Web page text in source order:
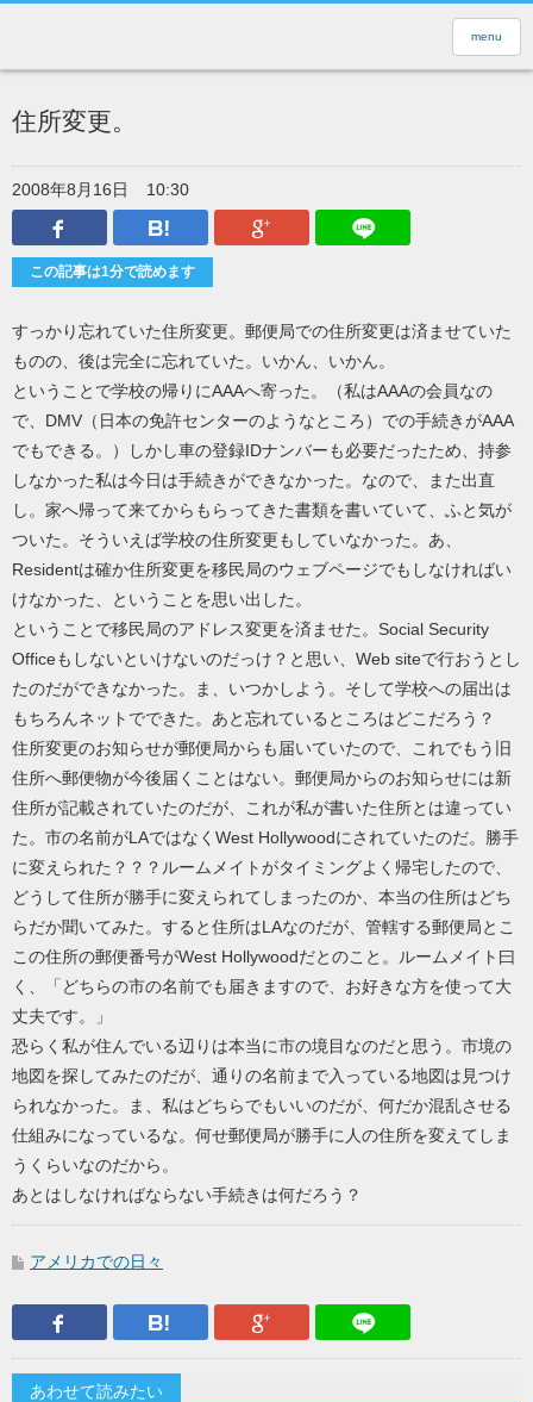
menu
住所変更。
2008年8月16日
10:30
Facebook
はてなブックマークGoogle Plus
この記事は1分で読めます
すっかり忘れていた住所変更。郵便局での住所変更は済ませていた
ものの、後は完全に忘れていた。いかん、いかん。
ということで学校の帰りにAAAへ寄った。（私はAAAの会員なの
で、DMV（日本の免許センターのようなところ）での手続きがAAA
でもできる。）しかし車の登録IDナンバーも必要だったため、持参
しなかった私は今日は手続きができなかった。なので、また出直
し。家へ帰って来てからもらってきた書類を書いていて、ふと気が
ついた。そういえば学校の住所変更もしていなかった。あ、
Residentは確か住所変更を移民局のウェブページでもしなければい
けなかった、ということを思い出した。
ということで移民局のアドレス変更を済ませた。Social Security
Officeもしないといけないのだっけ？と思い、Web siteで行おうとし
たのだができなかった。ま、いつかしよう。そして学校への届出は
もちろんネットでできた。あと忘れているところはどこだろう？
住所変更のお知らせが郵便局からも届いていたので、これでもう旧
住所へ郵便物が今後届くことはない。郵便局からのお知らせには新
住所が記載されていたのだが、これが私が書いた住所とは違ってい
た。市の名前がLAではなくWest Hollywoodにされていたのだ。勝手
に変えられた？？？ルームメイトがタイミングよく帰宅したので、
どうして住所が勝手に変えられてしまったのか、本当の住所はどち
らだか聞いてみた。すると住所はLAなのだが、管轄する郵便局とこ
この住所の郵便番号がWest Hollywoodだとのこと。ルームメイト曰
く、「どちらの市の名前でも届きますので、お好きな方を使って大
丈夫です。」
恐らく私が住んでいる辺りは本当に市の境目なのだと思う。市境の
地図を探してみたのだが、通りの名前まで入っている地図は見つけ
られなかった。ま、私はどちらでもいいのだが、何だか混乱させる
仕組みになっているな。何せ郵便局が勝手に人の住所を変えてしま
うくらいなのだから。
あとはしなければならない手続きは何だろう？
アメリカでの日々
Facebook はてなブックマークGoogle Plus
あわせて読みたい